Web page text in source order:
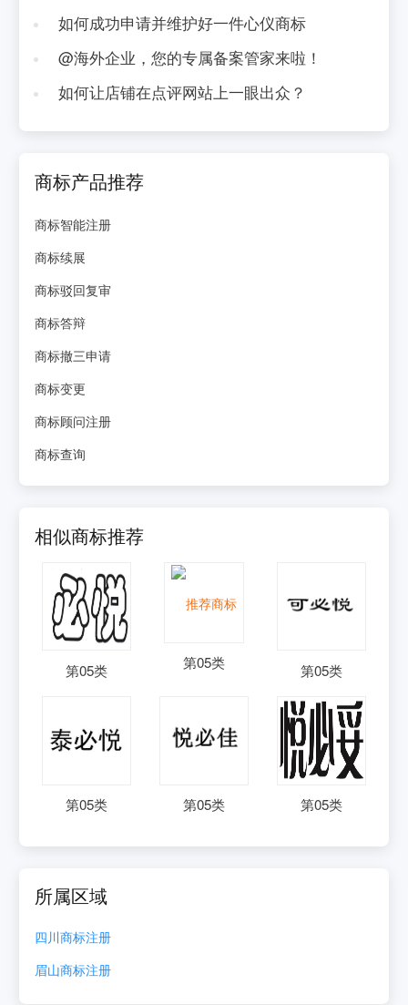
如何成功申请并维护好一件心仪商标
@海外企业，您的专属备案管家来啦！
如何让店铺在点评网站上一眼出众？
商标产品推荐
商标智能注册
商标续展
商标驳回复审
商标答辩
商标撤三申请
商标变更
商标顾问注册
商标查询
相似商标推荐
第05类 第05类 第05类
第05类 第05类 第05类
所属区域
四川商标注册
眉山商标注册